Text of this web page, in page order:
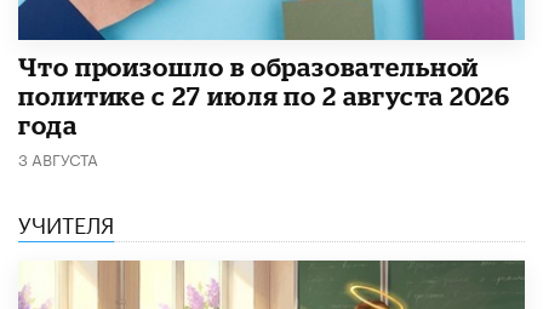
​Что произошло в образовательной
политике с 27 июля по 2 августа 2026
года
3 АВГУСТА
УЧИТЕЛЯ